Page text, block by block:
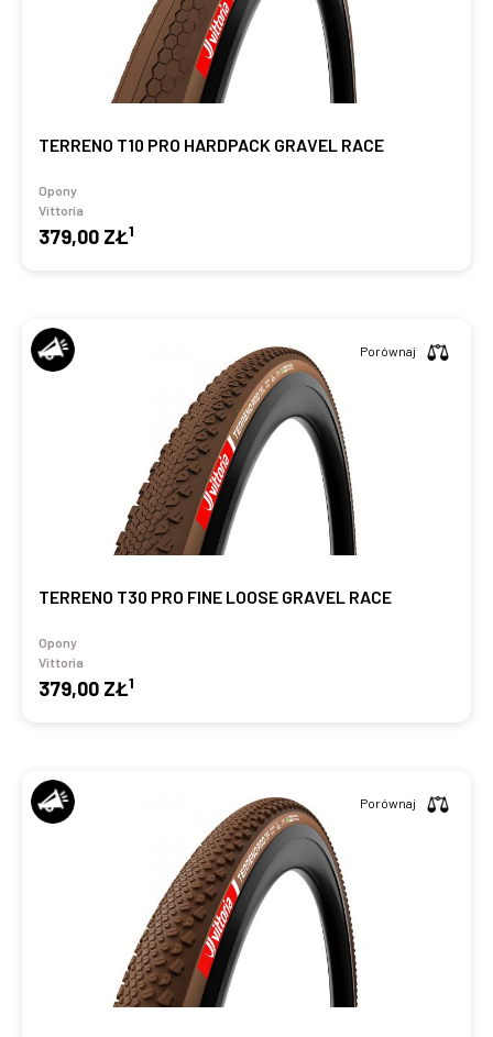
TERRENO T10 PRO HARDPACK GRAVEL RACE
Opony
Vittoria
379,00 ZŁ1
TERRENO T30 PRO FINE LOOSE GRAVEL RACE
Opony
Vittoria
379,00 ZŁ1
Porównaj
Porównaj